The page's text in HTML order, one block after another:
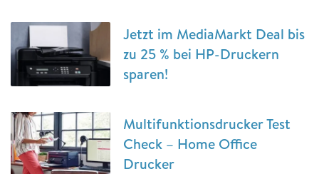
Jetzt im MediaMarkt Deal bis
zu 25 % bei HP-Druckern
sparen!
Multifunktionsdrucker Test
Check – Home Office
Drucker